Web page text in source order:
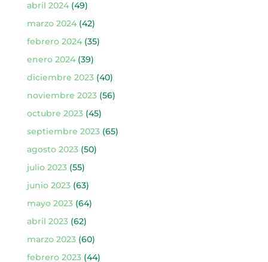
abril 2024(49)
marzo 2024(42)
febrero 2024(35)
enero 2024(39)
diciembre 2023(40)
noviembre 2023(56)
octubre 2023(45)
septiembre 2023(65)
agosto 2023(50)
julio 2023(55)
junio 2023(63)
mayo 2023(64)
abril 2023(62)
marzo 2023(60)
febrero 2023(44)